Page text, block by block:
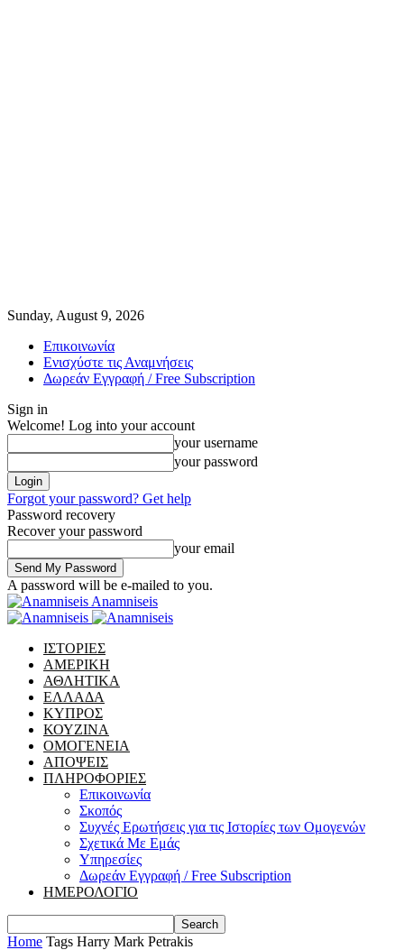
Sunday, August 9, 2026
Επικοινωνία
Ενισχύστε τις Αναμνήσεις
Δωρεάν Εγγραφή / Free Subscription
Sign in
Welcome! Log into your account
your username
your password
Forgot your password? Get help
Password recovery
Recover your password
your email
A password will be e-mailed to you.
Anamniseis
ΙΣΤΟΡΙΕΣ
ΑΜΕΡΙΚΗ
ΑΘΛΗΤΙΚΑ
ΕΛΛΑΔΑ
ΚΥΠΡΟΣ
ΚΟΥΖΙΝΑ
ΟΜΟΓΕΝΕΙΑ
ΑΠΟΨΕΙΣ
ΠΛΗΡΟΦΟΡΙΕΣ
Επικοινωνία
Σκοπός
Συχνές Ερωτήσεις για τις Ιστορίες των Ομογενών
Σχετικά Με Εμάς
Υπηρεσίες
Δωρεάν Εγγραφή / Free Subscription
ΗΜΕΡΟΛΟΓΙΟ
Home Tags Harry Mark Petrakis